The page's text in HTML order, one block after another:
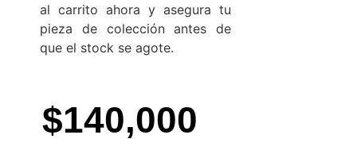
al carrito ahora y asegura tu
pieza de colección antes de
que el stock se agote.
$140,000